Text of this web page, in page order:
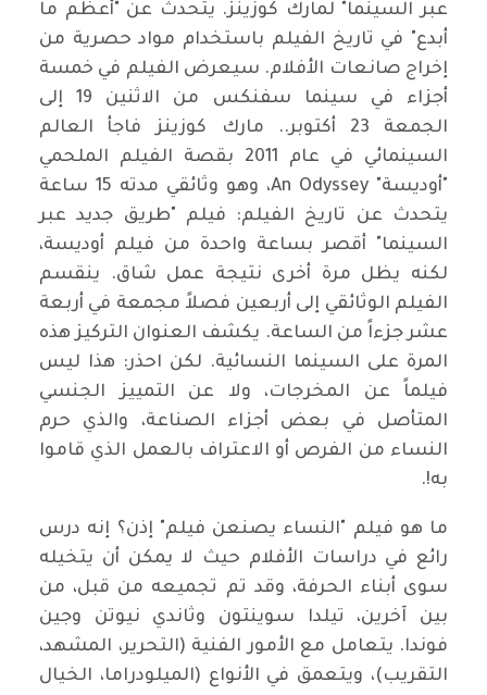
عبر السينما" لمارك كوزينز. يتحدث عن "أعظم ما
أبدع" في تاريخ الفيلم باستخدام مواد حصرية من
إخراج صانعات الأفلام. سيعرض الفيلم في خمسة
أجزاء في سينما سفنكس من الاثنين 19 إلى
الجمعة 23 أكتوبر.. مارك كوزينز فاجأ العالم
السينمائي في عام 2011 بقصة الفيلم الملحمي
"أوديسة" An Odyssey، وهو وثائقي مدته 15 ساعة
يتحدث عن تاريخ الفيلم: فيلم "طريق جديد عبر
السينما" أقصر بساعة واحدة من فيلم أوديسة،
لكنه يظل مرة أخرى نتيجة عمل شاق. ينقسم
الفيلم الوثائقي إلى أربعين فصلاً مجمعة في أربعة
عشر جزءاً من الساعة. يكشف العنوان التركيز هذه
المرة على السينما النسائية. لكن احذر: هذا ليس
فيلماً عن المخرجات، ولا عن التمييز الجنسي
المتأصل في بعض أجزاء الصناعة، والذي حرم
النساء من الفرص أو الاعتراف بالعمل الذي قاموا
به!.
ما هو فيلم "النساء يصنعن فيلم" إذن؟ إنه درس
رائع في دراسات الأفلام حيث لا يمكن أن يتخيله
سوى أبناء الحرفة، وقد تم تجميعه من قبل، من
بين آخرين، تيلدا سوينتون وثاندي نيوتن وجين
فوندا. يتعامل مع الأمور الفنية (التحرير، المشهد،
التقريب)، ويتعمق في الأنواع (الميلودراما، الخيال